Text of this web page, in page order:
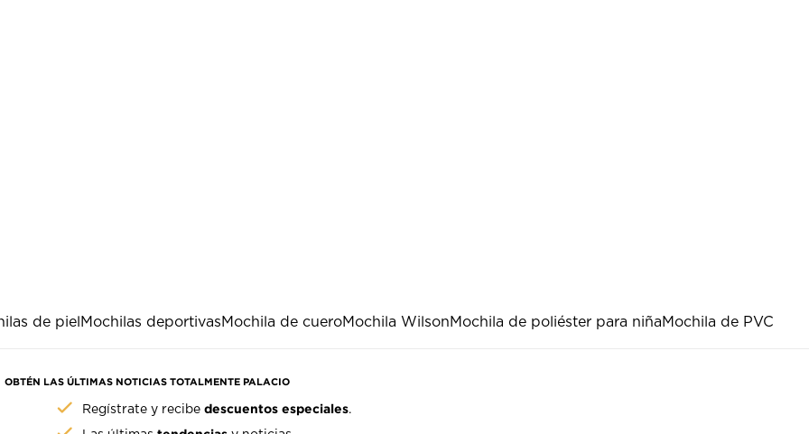
de piel Mochilas deportivasMochila de cueroMochila WilsonMochila de poliéster para niñaMochila de PVC
OBTÉN LAS ÚLTIMAS NOTICIAS TOTALMENTE PALACIO
Regístrate y recibedescuentos especiales.